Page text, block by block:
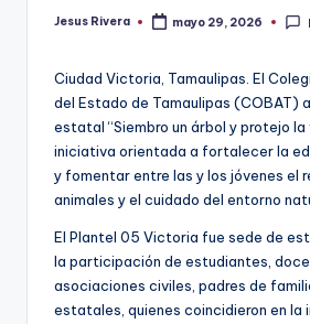
Publicado
Jesus Rivera mayo 29, 2026
Ciudad Victoria, Tamaulipas. El
del Estado de Tamaulipas (COBAT)
estatal “Siembro un árbol y protejo la
iniciativa orientada a fortalecer la
y fomentar entre las y los jóvenes el
animales y el cuidado del entorno
El Plantel 05 Victoria fue sede de
la participación de estudiantes,
asociaciones civiles, padres de
estatales, quienes coincidieron en la